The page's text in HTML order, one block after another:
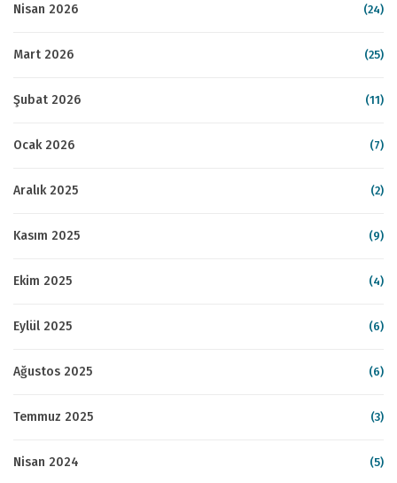
Nisan 2026 (24)
Mart 2026 (25)
Şubat 2026 (11)
Ocak 2026 (7)
Aralık 2025 (2)
Kasım 2025 (9)
Ekim 2025 (4)
Eylül 2025 (6)
Ağustos 2025 (6)
Temmuz 2025 (3)
Nisan 2024 (5)